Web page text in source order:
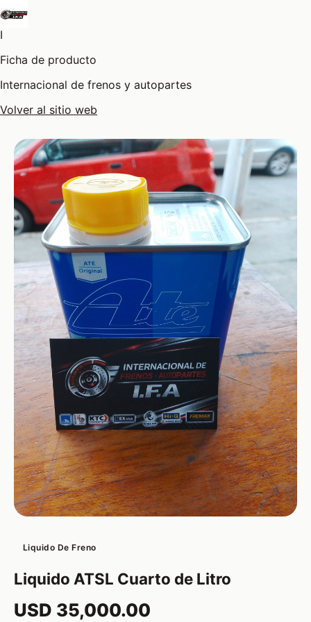
I
Ficha de producto
Internacional de frenos y autopartes
Volver al sitio web
Liquido De Freno
Liquido ATSL Cuarto de Litro
USD 35,000.00